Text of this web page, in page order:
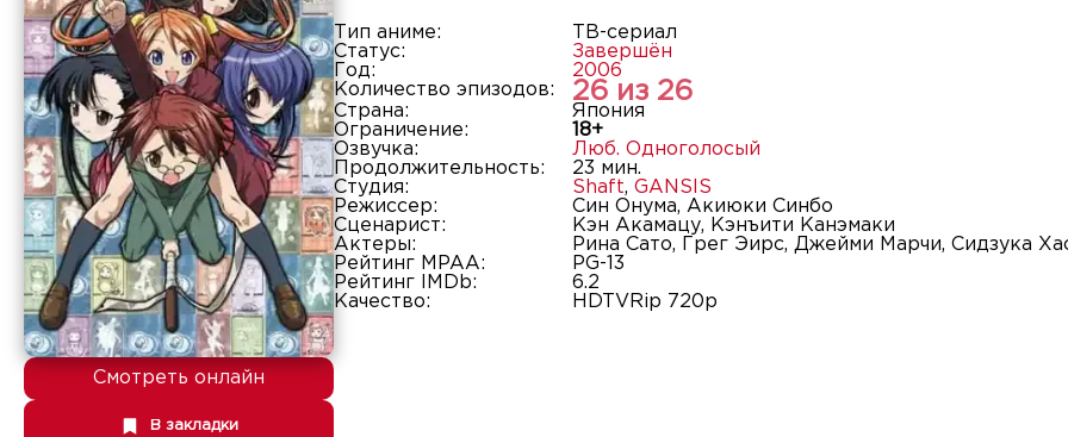
Смотреть онлайн
В закладки
Тип аниме:
ТВ-сериал
Статус:
Завершён
Год:
2006
Количество эпизодов:
26 из 26
Страна:
Япония
Ограничение:
18+
Озвучка:
Люб. Одноголосый
Продолжительность:
23 мин.
Студия:
Shaft, GANSIS
Режиссер:
Син Онума, Акиюки Синбо
Сценарист:
Кэн Акамацу, Кэнъити Канэмаки
Актеры:
Рина Сато, Грег Эирс, Джейми Марчи, Сидзука
Рейтинг MPAA:
PG-13
Рейтинг IMDb:
6.2
Качество:
HDTVRip 720p